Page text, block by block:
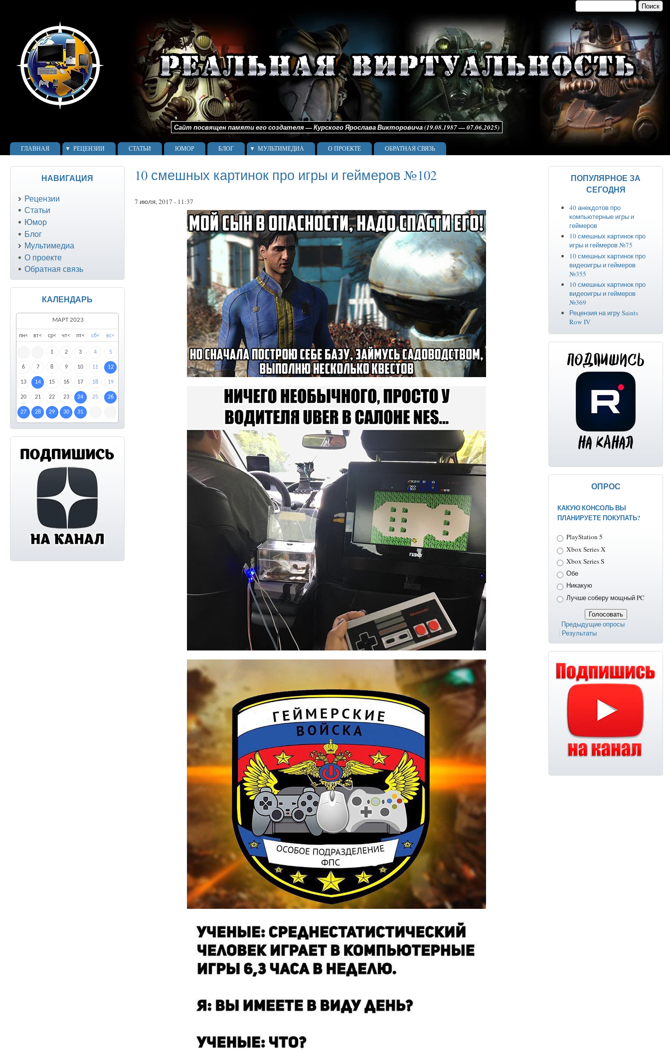
Форма поиска
Поиск
Сайт посвящен памяти его создателя — Курского Ярослава Викторовича (19.08.1987 — 07.06.2025)
ГЛАВНАЯ РЕЦЕНЗИИ СТАТЬИ ЮМОР БЛОГ МУЛЬТИМЕДИА О ПРОЕКТЕ ОБРАТНАЯ СВЯЗЬ
10 смешных картинок про игры и геймеров №102
7 июля, 2017 - 11:37
НАВИГАЦИЯ
Рецензии
Статьи
Юмор
Блог
Мультимедиа
О проекте
Обратная связь
КАЛЕНДАРЬ
пн< вт< ср< чт< пт< сб< вс<
1 2 3 4 5
6 7 8 9 10 11 12
13 14 15 16 17 18 19
20 21 22 23 24 25 26
27 28 29 30 31
МАРТ 2023
ПОПУЛЯРНОЕ ЗА
СЕГОДНЯ
40 анекдотов про
компьютерные игры и
геймеров
10 смешных картинок про
игры и геймеров №75
10 смешных картинок про
видеоигры и геймеров
№355
10 смешных картинок про
видеоигры и геймеров
№369
Рецензия на игру Saints
Row IV
ОПРОС
КАКУЮ КОНСОЛЬ ВЫ
ПЛАНИРУЕТЕ ПОКУПАТЬ?
Варианты
PlayStation 5
Xbox Series X
Xbox Series S
Обе
Никакую
Лучше соберу мощный PC
Предыдущие опросы
Результаты